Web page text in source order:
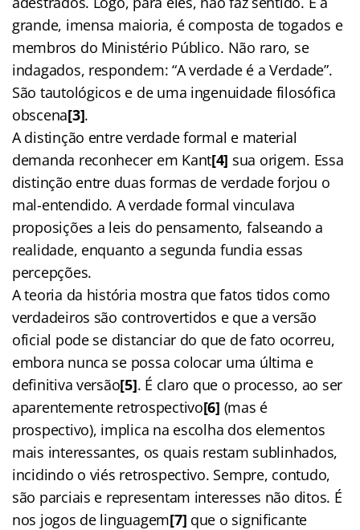
grande, imensa maioria, é composta de togados e
membros do Ministério Público. Não raro, se
indagados, respondem: “A verdade é a Verdade”.
São tautológicos e de uma ingenuidade filosófica
obscena[3].
A distinção entre verdade formal e material
demanda reconhecer em Kant[4] sua origem. Essa
distinção entre duas formas de verdade forjou o
mal-entendido. A verdade formal vinculava
proposições a leis do pensamento, falseando a
realidade, enquanto a segunda fundia essas
percepções.
A teoria da história mostra que fatos tidos como
verdadeiros são controvertidos e que a versão
oficial pode se distanciar do que de fato ocorreu,
embora nunca se possa colocar uma última e
definitiva versão[5]. É claro que o processo, ao ser
aparentemente retrospectivo[6] (mas é
prospectivo), implica na escolha dos elementos
mais interessantes, os quais restam sublinhados,
incidindo o viés retrospectivo. Sempre, contudo,
são parciais e representam interesses não ditos. É
nos jogos de linguagem[7] que o significante